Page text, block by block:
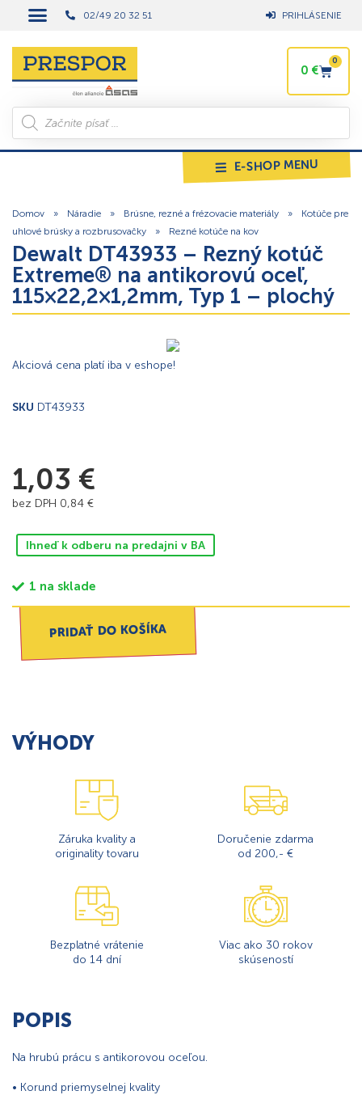
02/49 20 32 51 PRIHLÁSENIE
0 €
0
E-SHOP MENU
Domov » Náradie » Brúsne, rezné a frézovacie materiály »
Kotúče pre
uhlové brúsky a rozbrusovačky
» Rezné kotúče na kov
Dewalt DT43933 – Rezný kotúč
Extreme® na antikorovú oceľ,
115×22,2×1,2mm, Typ 1 – plochý
Akciová cena platí iba v eshope!
SKU DT43933
1,03 €
bez DPH 0,84 €
Ihneď k odberu na predajni v BA
1 na sklade
PRIDAŤ DO KOŠÍKA
VÝHODY
Záruka kvality a
originality tovaru
Doručenie zdarma
od 200,- €
Bezplatné vrátenie
do 14 dní
Viac ako 30 rokov
skúseností
POPIS
Na hrubú prácu s antikorovou oceľou.
• Korund priemyselnej kvality